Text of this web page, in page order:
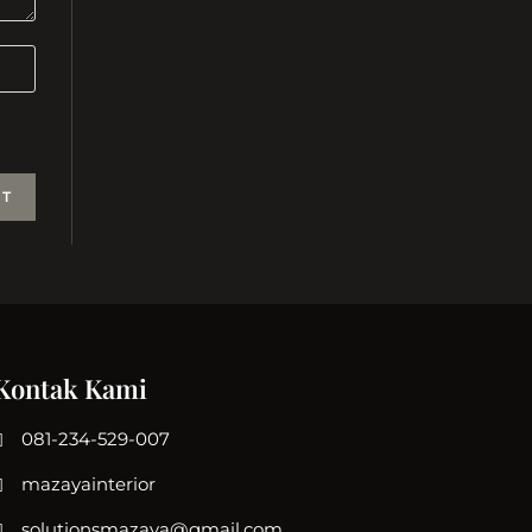
Kami
081-234-529-007
mazayainterior